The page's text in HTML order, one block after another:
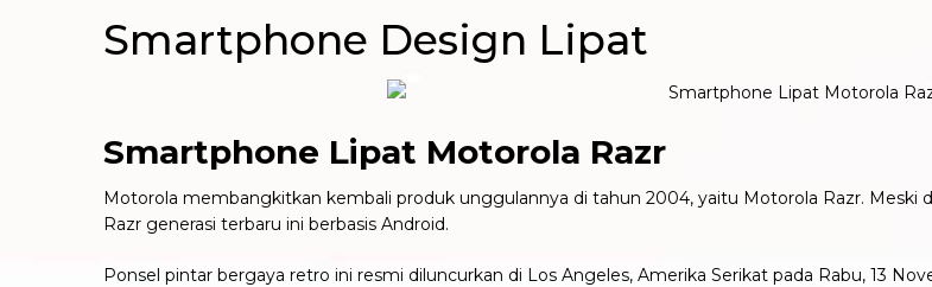
Smartphone Design Lipat
Smartphone Lipat Motorola Razr
Motorola membangkitkan kembali produk unggulannya di tahun 2004, yaitu Motorola Razr. Meski
Razr generasi terbaru ini berbasis Android.
Ponsel pintar bergaya retro ini resmi diluncurkan di Los Angeles, Amerika Serikat pada Rabu, 13